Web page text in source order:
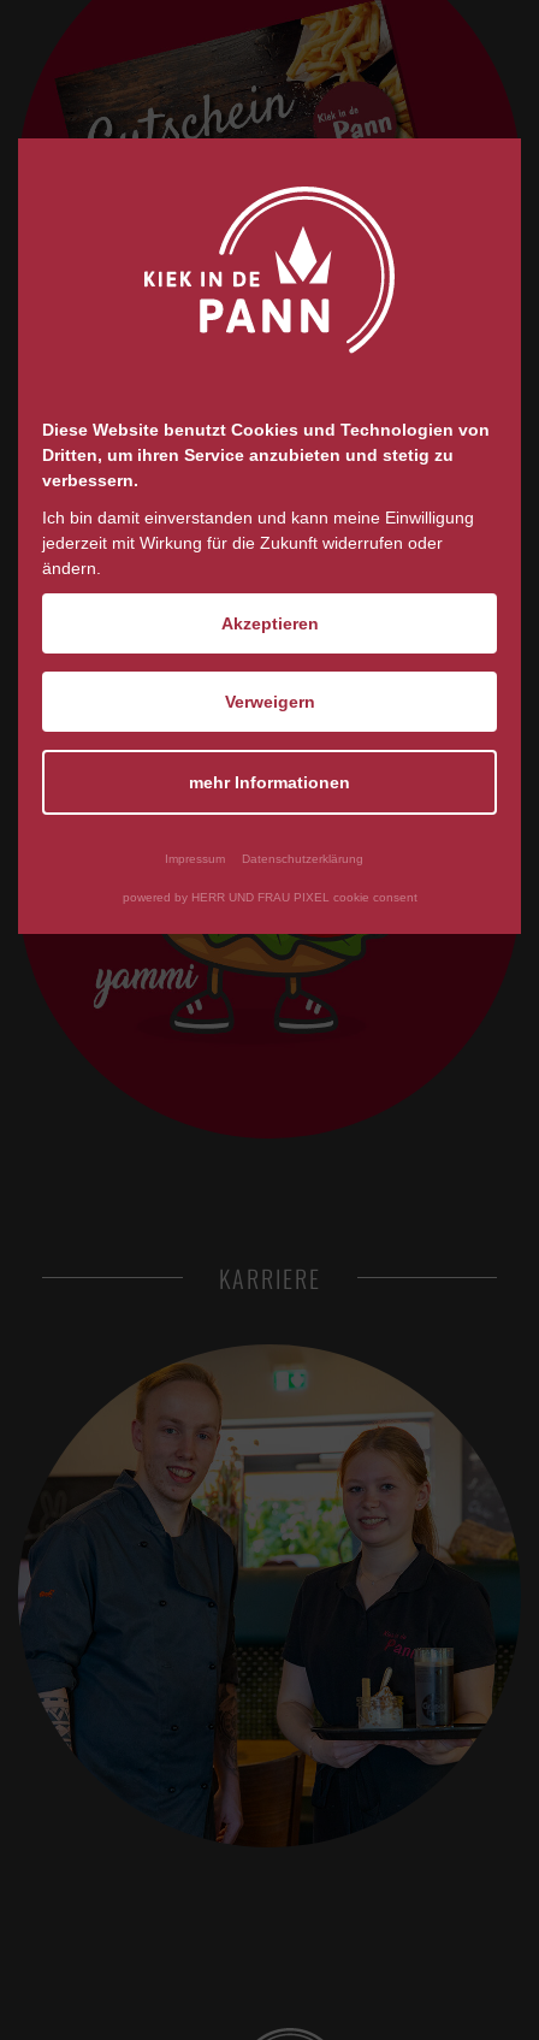
KARRIERE
Diese Website benutzt Cookies und Technologien von
Dritten, um ihren Service anzubieten und stetig zu
verbessern.
Ich bin damit einverstanden und kann meine Einwilligung
jederzeit mit Wirkung für die Zukunft widerrufen oder
ändern.
Akzeptieren
Verweigern
mehr Informationen
Impressum Datenschutzerklärung
powered by HERR UND FRAU PIXEL cookie consent